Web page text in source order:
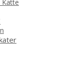
Katte